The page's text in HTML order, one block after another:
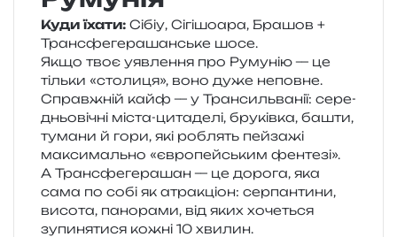
Куди їхати: Сібіу, Сігішоара, Брашов +
Трансфегерашанське шосе.
Якщо твоє уяв­ле­н­ня про Румунію — це
тіль­ки «сто­ли­ця», воно дуже непов­не.
Справжній кайф — у Трансильванії: сере­
дньо­ві­чні міста-цита­де­лі, бру­ків­ка, башти,
тума­ни й гори, які роблять пей­за­жі
макси­маль­но «євро­пей­ським фентезі».
А Трансфегерашан — це доро­га, яка
сама по собі як атра­кціон: сер­пан­ти­ни,
висо­та, пано­ра­ми, від яких хоче­ться
зупи­ня­ти­ся кожні 10 хвилин.